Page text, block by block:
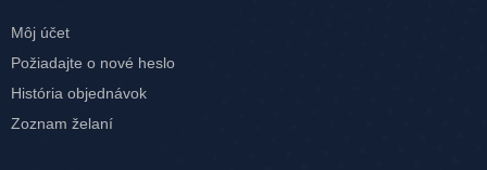
Môj účet
Požiadajte o nové heslo
História objednávok
Zoznam želaní